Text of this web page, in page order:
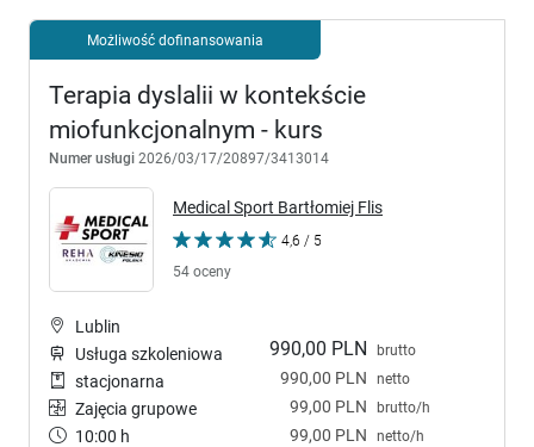
Możliwość dofinansowania
Terapia dyslalii w kontekście
miofunkcjonalnym - kurs
Numer usługi 2026/03/17/20897/3413014
Medical Sport Bartłomiej Flis
4,6 / 5
54 oceny
990,00 PLN brutto
990,00 PLN netto
99,00 PLN brutto/h
99,00 PLN netto/h
Lublin
Usługa szkoleniowa
stacjonarna
Zajęcia grupowe
10:00 h